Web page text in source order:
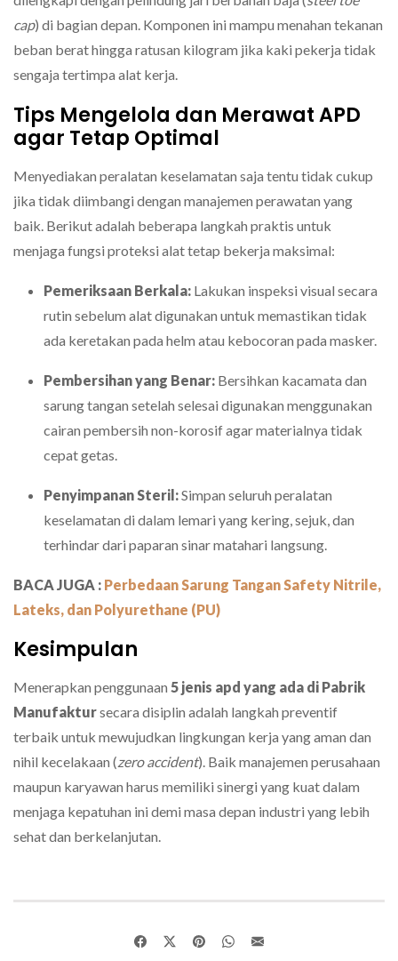
cap) di bagian depan. Komponen ini mampu menahan tekanan
beban berat hingga ratusan kilogram jika kaki pekerja tidak
sengaja tertimpa alat kerja.
Tips Mengelola dan Merawat APD
agar Tetap Optimal
Menyediakan peralatan keselamatan saja tentu tidak cukup
jika tidak diimbangi dengan manajemen perawatan yang
baik. Berikut adalah beberapa langkah praktis untuk
menjaga fungsi proteksi alat tetap bekerja maksimal:
Pemeriksaan Berkala: Lakukan inspeksi visual secara
rutin sebelum alat digunakan untuk memastikan tidak
ada keretakan pada helm atau kebocoran pada masker.
Pembersihan yang Benar: Bersihkan kacamata dan
sarung tangan setelah selesai digunakan menggunakan
cairan pembersih non-korosif agar materialnya tidak
cepat getas.
Penyimpanan Steril:Simpan seluruh peralatan
keselamatan di dalam lemari yang kering, sejuk, dan
terhindar dari paparan sinar matahari langsung.
BACA JUGA : Perbedaan Sarung Tangan Safety Nitrile,
Lateks, dan Polyurethane (PU)
Kesimpulan
Menerapkan penggunaan 5 jenis apd yang ada di Pabrik
Manufaktursecara disiplin adalah langkah preventif
terbaik untuk mewujudkan lingkungan kerja yang aman dan
nihil kecelakaan (zero accident). Baik manajemen perusahaan
maupun karyawan harus memiliki sinergi yang kuat dalam
menjaga kepatuhan ini demi masa depan industri yang lebih
sehat dan berkelanjutan.